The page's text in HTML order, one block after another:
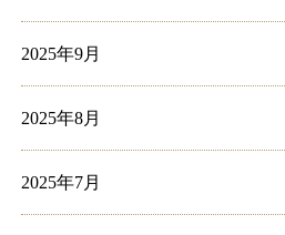
2025年9月
2025年8月
2025年7月